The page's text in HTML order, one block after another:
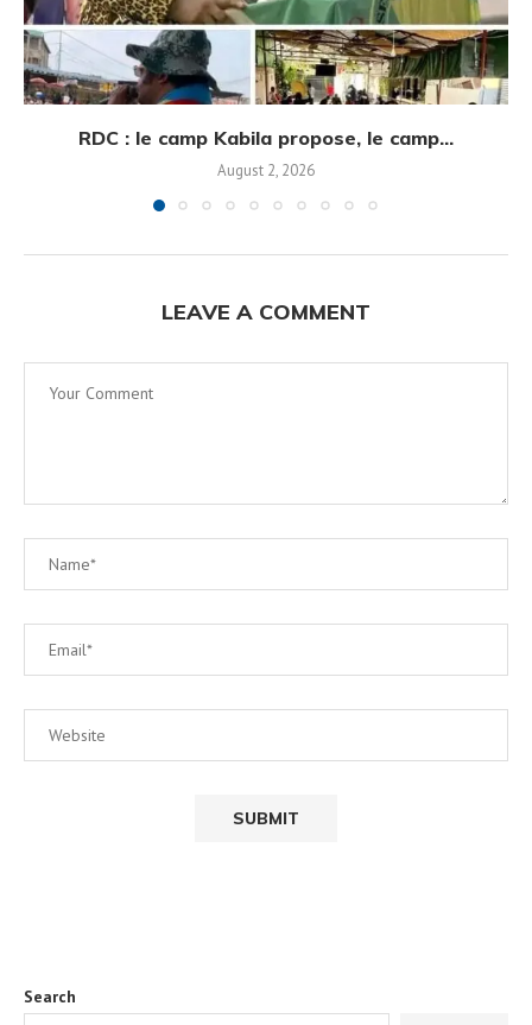
RDC : le camp Kabila propose, le camp...
August 2, 2026
LEAVE A COMMENT
Search